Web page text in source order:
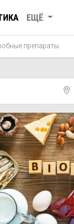
ЕЩЁ
препараты